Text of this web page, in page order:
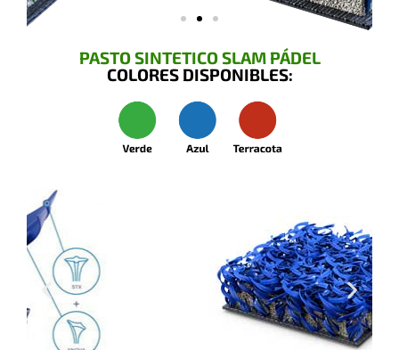
PASTO SINTETICO SLAM PÁDEL
COLORES DISPONIBLES: